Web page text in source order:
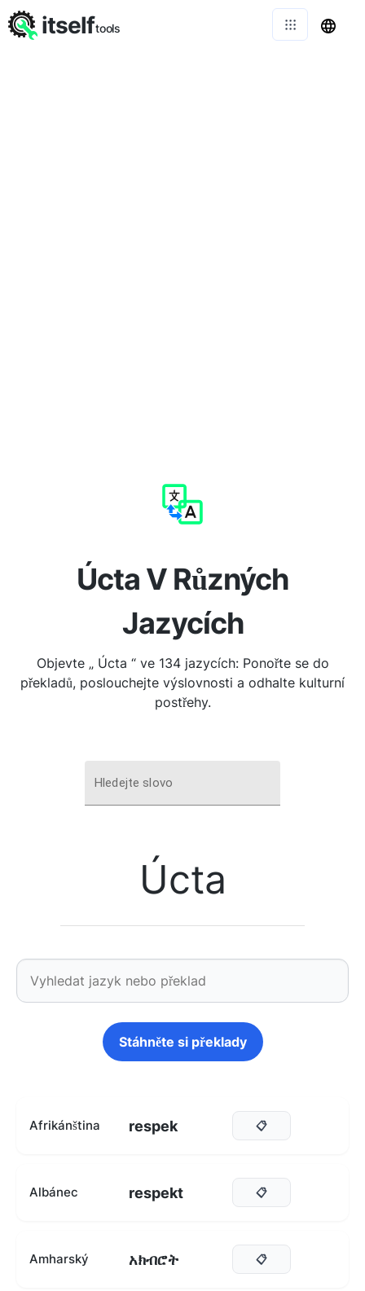
Úcta V Různých
Jazycích
Objevte „ Úcta “ ve 134 jazycích: Ponořte se do
překladů, poslouchejte výslovnosti a odhalte kulturní
postřehy.
Hledejte slovo
Úcta
Stáhněte si překlady
Afrikánština respek 📋
Albánec respekt 📋
Amharský አክብሮት 📋
itselftools